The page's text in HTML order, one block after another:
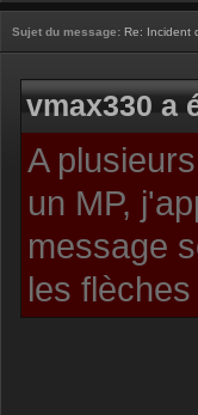
Sujet du message: Re: Incident
vmax330 a
A
un MP,
message
les